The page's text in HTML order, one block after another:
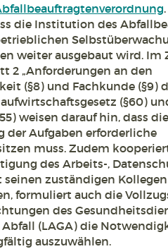
die Institution des
weiter ausgebaut wird. Im
2 „Anforderungen an den
(§8) und Fachkunde (§9)
(§60)
weisen darauf hin, dass
der Aufgaben erforderliche
muss. Zudem
des Arbeits-,
zuständigen
formuliert auch die
des
(LAGA) die
auszuwählen.